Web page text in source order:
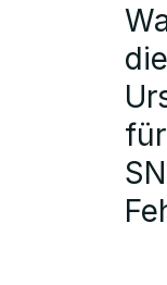
die
für